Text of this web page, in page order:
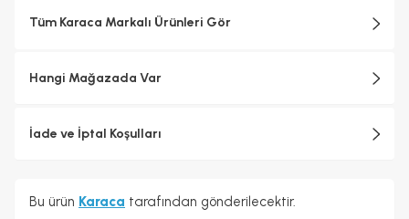
Tüm Karaca Markalı Ürünleri Gör
Hangi Mağazada Var
İade ve İptal Koşulları
Bu ürün Karaca tarafından gönderilecektir.